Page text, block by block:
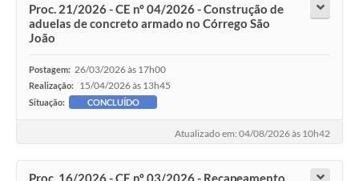
Proc. 21/2026 - CE nº 04/2026 - Construção de
aduelas de concreto armado no Córrego São
João
Postagem: 26/03/2026 às 17h00
Realização: 15/04/2026 às 13h45
Situação: CONCLUÍDO
Atualizado em: 04/08/2026 às 10h42
Proc. 16/2026 - CE nº 03/2026 - Recapeamento